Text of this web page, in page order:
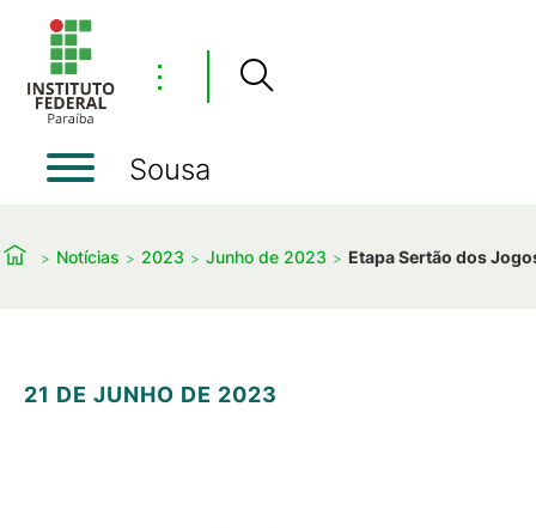
⋮
Sousa
Notícias 2023 Junho de 2023 Etapa Sertão dos
21 DE JUNHO DE 2023